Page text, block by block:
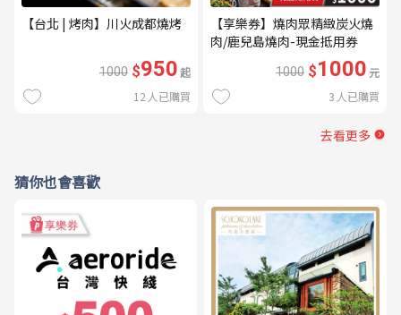
【台北 | 烤肉】川火成都燒烤
1000 $950起
12 人已購買
【享樂券】燒肉眾精緻炭火燒
肉/鹿兒島燒肉-現金抵用券
1000 $1000元
3 人已購買
去看更多
猜你也會喜歡